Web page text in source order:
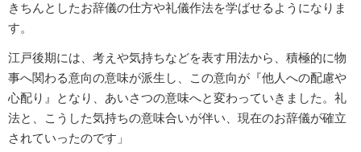
きちんとしたお辞儀の仕方や礼儀作法を学ばせるようになりま
す。
江戸後期には、考えや気持ちなどを表す用法から、積極的に物
事へ関わる意向の意味が派生し、この意向が『他人への配慮や
心配り』となり、あいさつの意味へと変わっていきました。礼
法と、こうした気持ちの意味合いが伴い、現在のお辞儀が確立
されていったのです」